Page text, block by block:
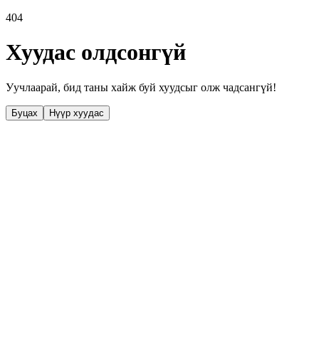
404
Хуудас олдсонгүй
Уучлаарай, бид таны хайж буй хуудсыг олж чадсангүй!
Буцах Нүүр хуудас